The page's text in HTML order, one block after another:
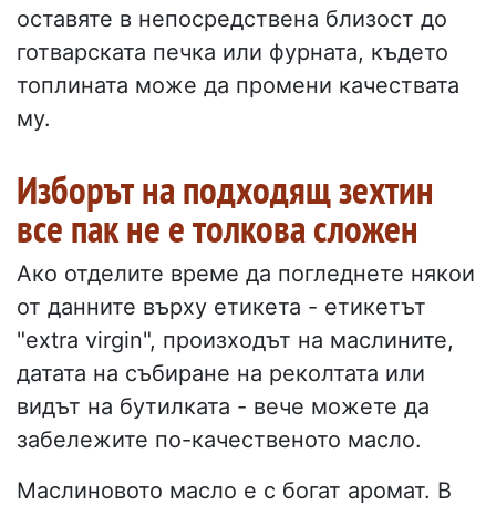
оставяте в непосредствена близост до
готварската печка или фурната, където
топлината може да промени качествата
му.
Изборът на подходящ зехтин
все пак не е толкова сложен
Ако отделите време да погледнете някои
от данните върху етикета - етикетът
"extra virgin", произходът на маслините,
датата на събиране на реколтата или
видът на бутилката - вече можете да
забележите по-качественото масло.
Маслиновото масло е с богат аромат. В